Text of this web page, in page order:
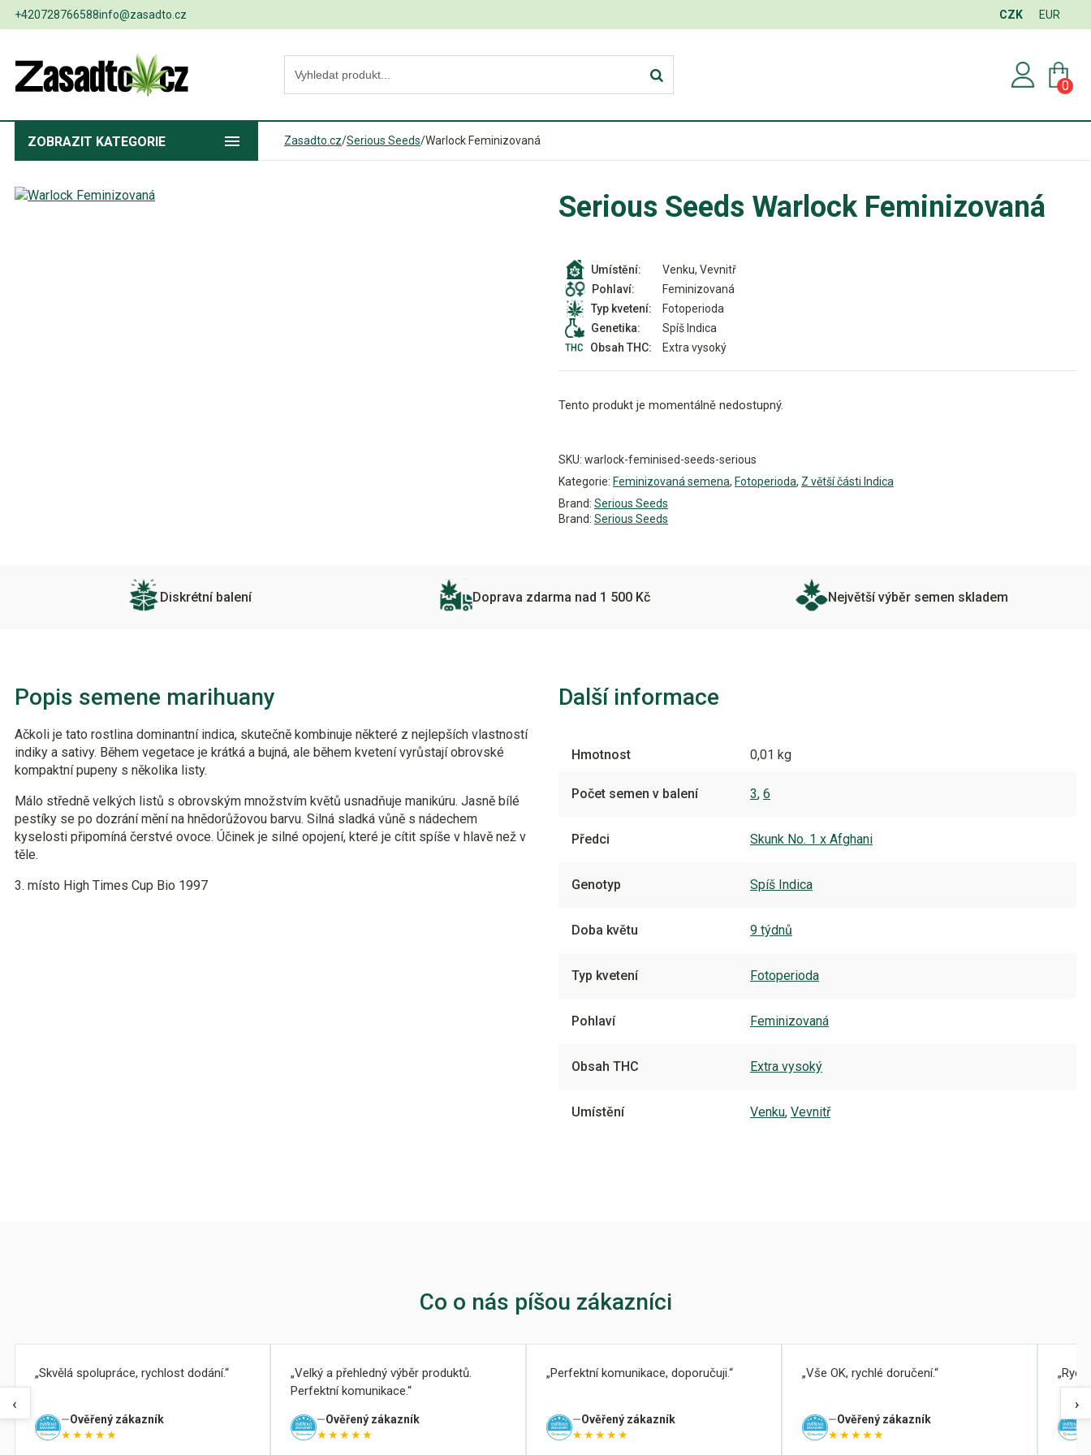
+420728766588info@zasadto.cz CZK EUR
0
ZOBRAZIT KATEGORIE Zasadto.cz/Serious Seeds/Warlock Feminizovaná
Serious Seeds Warlock Feminizovaná
Umístění:
Venku, Vevnitř
Pohlaví:
Feminizovaná
Typ kvetení:
Fotoperioda
Genetika:
Spíš Indica
Obsah THC:
Extra vysoký
Tento produkt je momentálně nedostupný.
SKU: warlock-feminised-seeds-serious
Kategorie: Feminizovaná semena, Fotoperioda, Z větší části Indica
Brand: Serious Seeds
Brand: Serious Seeds
Diskrétní balení Doprava zdarma nad 1 500 Kč Největší výběr semen skladem
Popis semene marihuany
Ačkoli je tato rostlina dominantní indica, skutečně kombinuje některé z nejlepších vlastností
indiky a sativy. Během vegetace je krátká a bujná, ale během kvetení vyrůstají obrovské
kompaktní pupeny s několika listy.
Málo středně velkých listů s obrovským množstvím květů usnadňuje manikúru. Jasně bílé
pestíky se po dozrání mění na hnědorůžovou barvu. Silná sladká vůně s nádechem
kyselosti připomíná čerstvé ovoce. Účinek je silné opojení, které je cítit spíše v hlavě než v
těle.
3. místo High Times Cup Bio 1997
Další informace
Hmotnost 0,01 kg
Počet semen v balení 3, 6
Předci Skunk No. 1 x Afghani
Genotyp Spíš Indica
Doba květu 9 týdnů
Typ kvetení Fotoperioda
Pohlaví Feminizovaná
Obsah THC Extra vysoký
Umístění Venku, Vevnitř
Co o nás píšou zákazníci
‹
Skvělá spolupráce, rychlost dodání.
Ověřený zákazník
★★★★★
Velký a přehledný výběr produktů.
Perfektní komunikace.
Ověřený zákazník
★★★★★
Perfektní komunikace, doporučuji.
Ověřený zákazník
★★★★★
Vše OK, rychlé doručení.
Ověřený zákazník
★★★★★
›